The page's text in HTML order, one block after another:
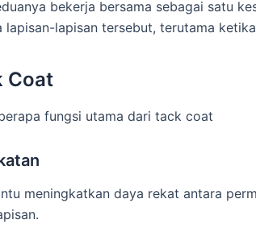
bekerja bersama sebagai satu
lapisan-lapisan tersebut, terutama
Coat
fungsi utama dari tack coat
meningkatkan daya rekat antara